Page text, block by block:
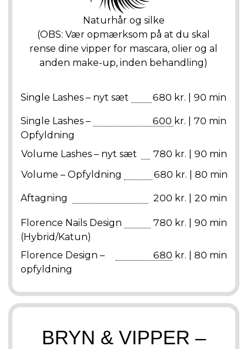
BRYN & VIPPER –
Naturhår og silke
(OBS: Vær opmærksom på at du skal
rense dine vipper for mascara, olier og al
anden make-up, inden behandling)
Single Lashes – nyt sæt 680 kr. | 90 min
Single Lashes –
Opfyldning
600 kr. | 70 min
Volume Lashes – nyt sæt
780 kr. | 90 min
Volume – Opfyldning
680 kr. | 80 min
Aftagning 200 kr. | 20 min
Florence Nails Design
(Hybrid/Katun)
780 kr. | 90 min
Florence Design –
opfyldning
680 kr. | 80 min